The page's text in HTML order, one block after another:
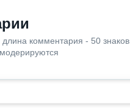
комментария - 50 знаков.